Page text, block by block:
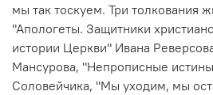
мы так тоскуем. Три толкования
"Апологеты. Защитники
истории Церкви" Ивана
Мансурова, "Непрописные
Соловейчика, "Мы уходим, мы